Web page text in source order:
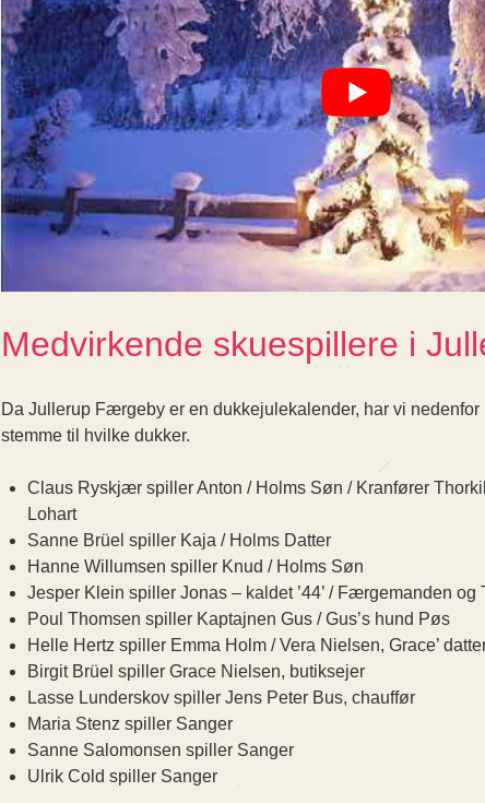
Medvirkende skuespillere i
Da Jullerup Færgeby er en dukkejulekalender, har vi nedenfor
stemme til hvilke dukker.
Claus Ryskjær spiller Anton / Holms Søn / Kranfører
Lohart
Sanne Brüel spiller Kaja / Holms Datter
Hanne Willumsen spiller Knud / Holms Søn
Jesper Klein spiller Jonas – kaldet ’44’ / Færgemanden og
Poul Thomsen spiller Kaptajnen Gus / Gus’s hund Pøs
Helle Hertz spiller Emma Holm / Vera Nielsen, Grace’
Birgit Brüel spiller Grace Nielsen, butiksejer
Lasse Lunderskov spiller Jens Peter Bus, chauffør
Maria Stenz spiller Sanger
Sanne Salomonsen spiller Sanger
Ulrik Cold spiller Sanger